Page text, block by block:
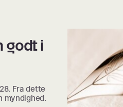
i gang!
godt i
Fra dette
myndighed.